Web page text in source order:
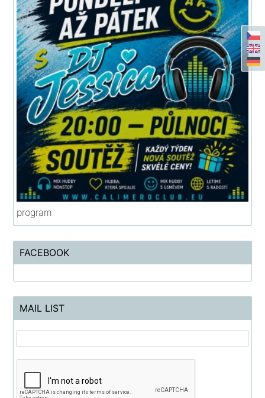
program
FACEBOOK
MAIL LIST